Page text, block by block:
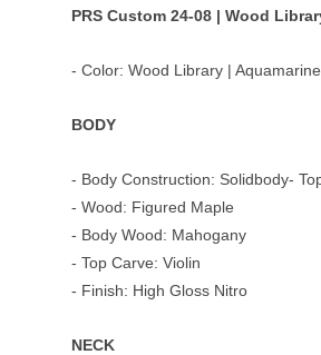
Querflöten
PRS Custom 24-08 | Wood
- Color: Wood Library | Aquamarine
BODY
- Body Construction: Solidbody-
- Wood: Figured Maple
- Body Wood: Mahogany
- Top Carve: Violin
- Finish: High Gloss Nitro
NECK